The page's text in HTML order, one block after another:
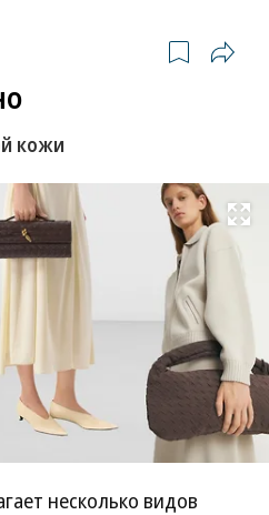
кожи
Развернуть
несколько видов